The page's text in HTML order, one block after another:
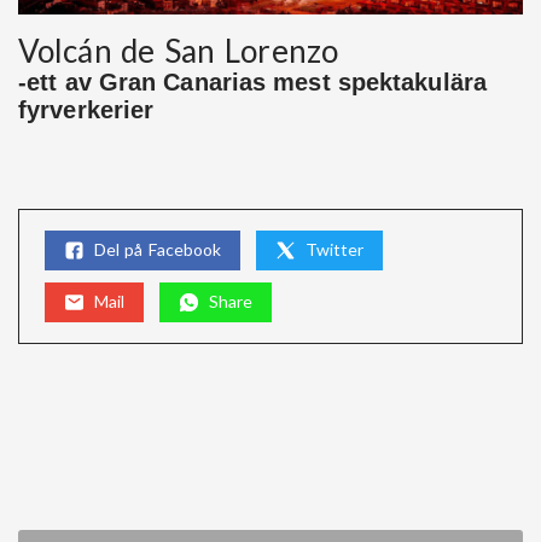
Volcán de San Lorenzo
-ett av Gran Canarias mest spektakulära
fyrverkerier
Del på Facebook Twitter
Mail Share